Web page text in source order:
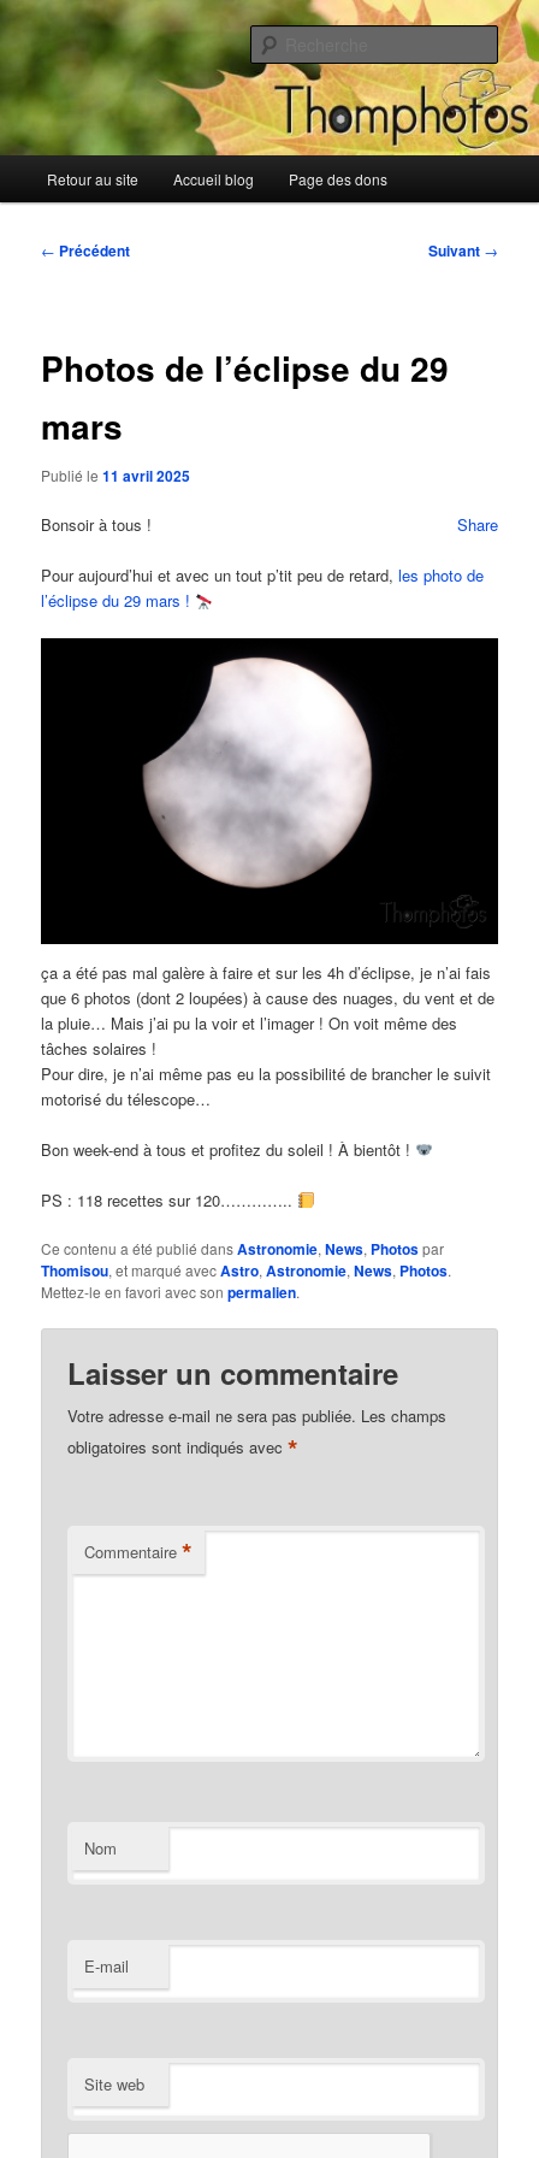
Aller
au
Blog de Thomphotos
Blog de Thomphotos
principal
Retour au site Accueil blog Page des dons
Navigation
← Précédent Suivant →
Photos de l’éclipse du 29
mars
Publié le11 avril 2025
Share
Bonsoir à tous !
Pour aujourd’hui et avec un tout p’tit peu de retard,les photo de
l’éclipse du 29 mars !
ça a été pas mal galère à faire et sur les 4h d’éclipse, je n’ai fais
que 6 photos (dont 2 loupées) à cause des nuages, du vent et de
la pluie… Mais j’ai pu la voir et l’imager ! On voit même des
tâches solaires !
Pour dire, je n’ai même pas eu la possibilité de brancher le suivit
motorisé du télescope…
Bon week-end à tous et profitez du soleil ! À bientôt !
PS : 118 recettes sur 120…………..
Ce contenu a été publié dansAstronomie,News, Photospar
Thomisou, et marqué avecAstro,Astronomie,News, Photos.
Mettez-le en favori avec sonpermalien.
Laisser un commentaire
Votre adresse e-mail ne sera pas publiée. Les champs
obligatoires sont indiqués avec*
Commentaire *
Nom
E-mail
Site web